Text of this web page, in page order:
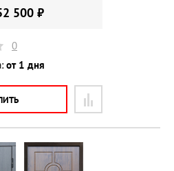
500 ₽
0
от 1 дня